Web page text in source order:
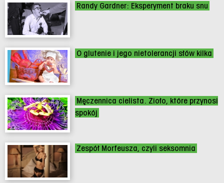
Randy Gardner: Eksperyment braku snu
O glutenie i jego nietolerancji słów kilka
Męczennica cielista. Zioło, które przynosi
spokój
Zespół Morfeusza, czyli seksomnia